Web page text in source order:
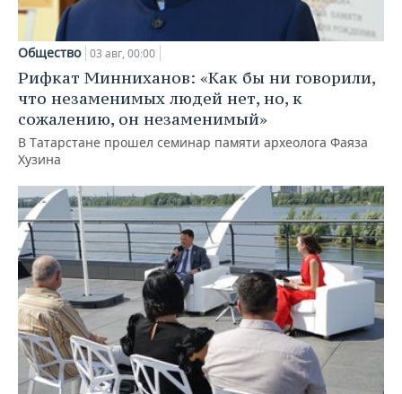
Общество 03 авг, 00:00
Рифкат Минниханов: «Как бы ни говорили,
что незаменимых людей нет, но, к
сожалению, он незаменимый»
В Татарстане прошел семинар памяти археолога Фаяза
Хузина